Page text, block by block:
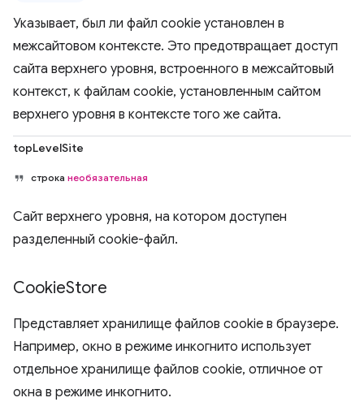
Указывает, был ли файл cookie установлен в
межсайтовом контексте. Это предотвращает доступ
сайта верхнего уровня, встроенного в межсайтовый
контекст, к файлам cookie, установленным сайтом
верхнего уровня в контексте того же сайта.
topLevelSite
строка необязательная
Сайт верхнего уровня, на котором доступен
разделенный cookie-файл.
CookieStore
Представляет хранилище файлов cookie в браузере.
Например, окно в режиме инкогнито использует
отдельное хранилище файлов cookie, отличное от
окна в режиме инкогнито.